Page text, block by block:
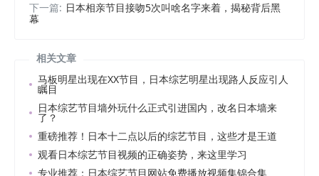
下一篇: 日本相亲节目接吻5次叫啥名字来着，揭秘背后黑
幕
相关文章
马板明星出现在XX节目，日本综艺明星出现路人反应引人
瞩目
日本综艺节目墙外玩什么正式引进国内，改名日本墙来
了？
重磅推荐！日本十二点以后的综艺节目，这些才是王道
观看日本综艺节目视频的正确姿势，来这里学习
专业推荐：日本综艺节目网站免费播放视频集锦合集